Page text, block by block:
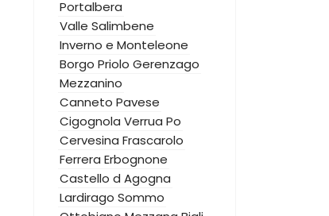
Portalbera
Valle Salimbene
Inverno e Monteleone
Borgo Priolo Gerenzago
Mezzanino
Canneto Pavese
Cigognola Verrua Po
Cervesina Frascarolo
Ferrera Erbognone
Castello d Agogna
Lardirago Sommo